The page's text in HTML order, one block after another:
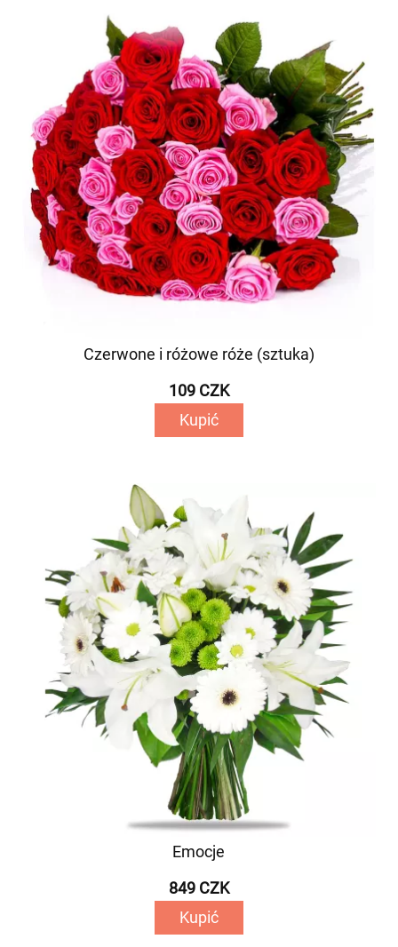
Czerwone i różowe róże (sztuka)
109 CZK
Kupić
Emocje
849 CZK
Kupić